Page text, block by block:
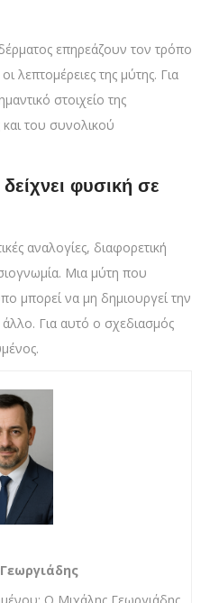
επηρεάζουν τον τρόπο
λεπτομέρειες της μύτης. Για
στοιχείο της
και του συνολικού
δείχνει φυσική σε
αναλογίες, διαφορετική
Μια μύτη που
μπορεί να μη δημιουργεί την
Για αυτό ο σχεδιασμός